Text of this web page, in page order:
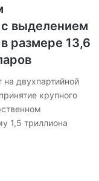
выделением
размере 13,6
на двухпартийной
крупного
1,5 триллиона